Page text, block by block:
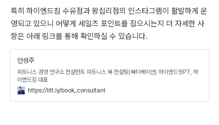
특히 하이엔드짐 수유점과 왕십리점의 인스타그램이 활발하게 운
영되고 있으니 어떻게 세일즈 포인트를 잡으시는지 더 자세한 사
항은 아래 링크를 통해 확인하실 수 있습니다.
안성주
피트니스 경영 연구소 컨설턴트 피트니스 북 컨설팅(북티베이션) 하이엔드핏PT, 하
이엔드짐 대표
https://litt.ly/book_consultant